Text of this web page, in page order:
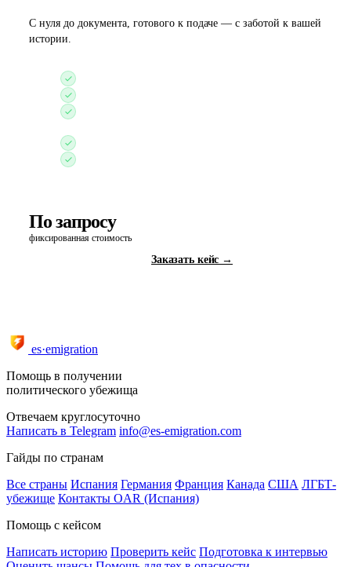
С нуля до документа, готового к подаче — с заботой к вашей
истории.
По запросу
фиксированная стоимость
Заказать кейс →
es·emigration
Помощь в получении
политического убежища
Отвечаем круглосуточно
Написать в Telegram info@es-emigration.com
Гайды по странам
Все страны Испания Германия Франция Канада США ЛГБТ-
убежище Контакты OAR (Испания)
Помощь с кейсом
Написать историю Проверить кейс Подготовка к интервью